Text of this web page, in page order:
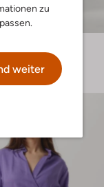
zu
weiter
€ 39,99